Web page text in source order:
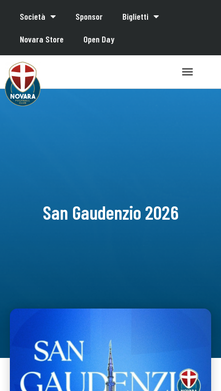
Società Sponsor Biglietti
Novara Store Open Day
San Gaudenzio 2026